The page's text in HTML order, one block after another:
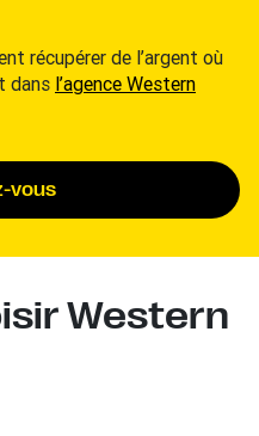
récupérer de l’argent où
dans l’agence Western
vous
Western